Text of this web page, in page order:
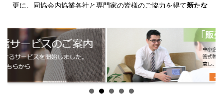
2025年度 第5回 前期 現任教育 を実施しました。
（続きを読む）
2025/07/15
2025年度 第4回 前期 現任教育 を実施しました。
更に、同協会内協業各社と専門家の皆様のご協力を得て新たな
スリリースと同協会通常総会の大プレゼン大会にて発表しま
す。
ＡＩによる映像解析技術により、万引類似行為を検知し、私服
警備経験者のスタッフが検知映像を目視し、犯行を現認・特定
し、対象者の顔を顔識別機能付きカメラに登録します。
登録者の再犯状況を確認し、捕捉対象者を選定、保安員が現行